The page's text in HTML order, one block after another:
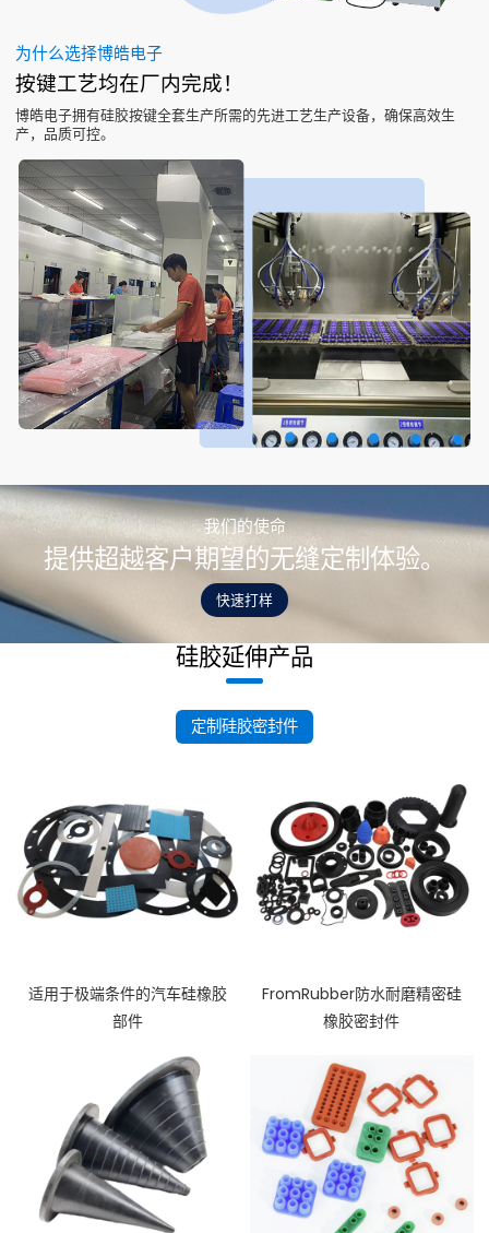
为什么选择博皓电子
按键工艺均在厂内完成！
博皓电子拥有硅胶按键全套生产所需的先进工艺生产设备，确保高效生
产，品质可控。
我们的使命
提供超越客户期望的无缝定制体验。
快速打样
硅胶延伸产品
定制硅胶密封件
适用于极端条件的汽车硅橡胶
部件
FromRubber防水耐磨精密硅
橡胶密封件